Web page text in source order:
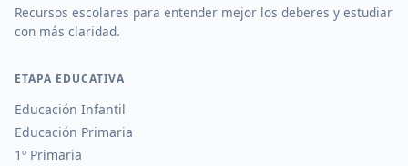
Recursos escolares para entender mejor los deberes y estudiar
con más claridad.
ETAPA EDUCATIVA
Educación Infantil
Educación Primaria
1º Primaria